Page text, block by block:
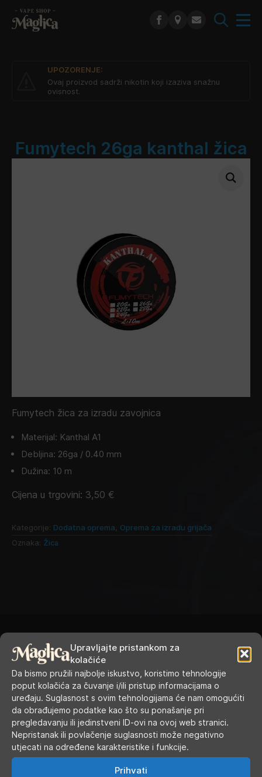
Upravljajte pristankom za
kolačiće
Da bismo pružili najbolje iskustvo, koristimo tehnologije
poput kolačića za čuvanje i/ili pristup informacijama o
uređaju. Suglasnost s ovim tehnologijama će nam omogućiti
da obrađujemo podatke kao što su ponašanje pri
pregledavanju ili jedinstveni ID-ovi na ovoj web stranici.
Nepristanak ili povlačenje suglasnosti može negativno
utjecati na određene karakteristike i funkcije.
Prihvati
UPOZORENJE:
Ovaj proizvod sadrži nikotin koji izaziva snažnu
ovisnost.
Fumytech 26ga kanthal žica
Fumytech žica za izradu zavojnica
Materijal: Kanthal A1
Debljina: 26ga / 0.40 mm
Dužina: 10 m
Cijena u trgovini: 3,50 €
Kategorije: Dodatna oprema Oprema za izradu grijača
Oznaka: Žica
RADNO VRIJEME
Ponedjeljak 9.00 - 19.00
Utorak 9.00 - 16.00